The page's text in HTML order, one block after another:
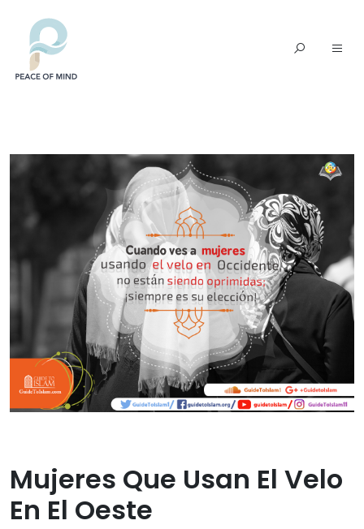
Mujeres Que Usan El Velo
En El Oeste​